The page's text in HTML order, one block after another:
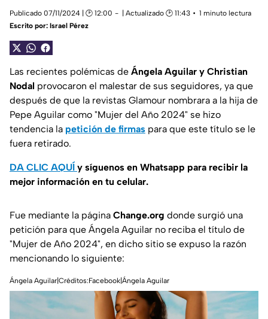
Publicado 07/11/2024 | 🕑 12:00 | Actualizado 🕑 11:43
1 minuto lectura
Escrito por: Israel Pérez
Las recientes polémicas de Ángela Aguilar y Christian
Nodal provocaron el malestar de sus seguidores, ya que
después de que la revistas Glamour nombrara a la hija de
Pepe Aguilar como "Mujer del Año 2024" se hizo
tendencia la petición de firmas para que este título se le
fuera retirado.
DA CLIC AQUÍ y síguenos en Whatsapp para recibir la
mejor información en tu celular.
Fue mediante la página Change.org donde surgió una
petición para que Ángela Aguilar no reciba el título de
"Mujer de Año 2024", en dicho sitio se expuso la razón
mencionando lo siguiente:
Ángela Aguilar|Créditos:Facebook|Ángela Aguilar